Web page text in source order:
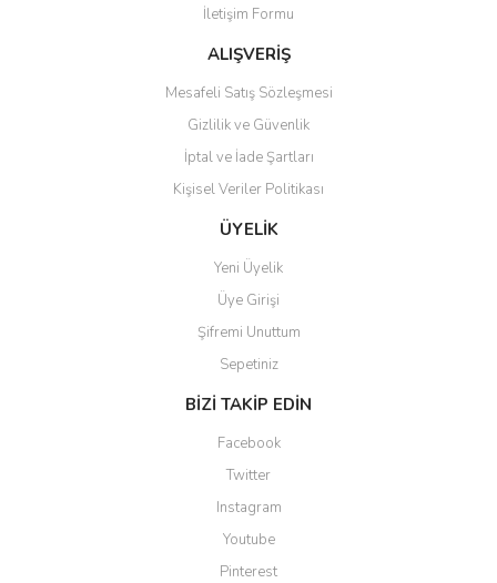
Ürün fiyatı diğer sitelerden daha pahalı.
Bu ürüne benzer farklı alternatifler olmalı.
Gönder
İletişim Formu
ALIŞVERİŞ
Mesafeli Satış Sözleşmesi
Gizlilik ve Güvenlik
İptal ve İade Şartları
Kişisel Veriler Politikası
ÜYELİK
Yeni Üyelik
Üye Girişi
Şifremi Unuttum
Sepetiniz
BİZİ TAKİP EDİN
Facebook
Twitter
Instagram
Youtube
Pinterest